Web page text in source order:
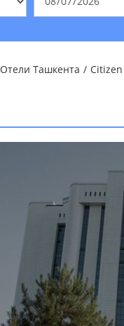
Отели Ташкента / Citizen